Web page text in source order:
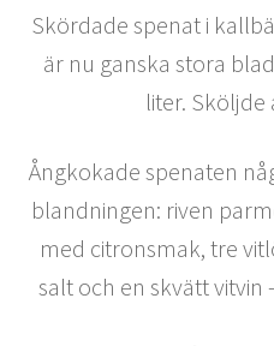
Skördade spenat i
är nu ganska stora
liter. Sköljde
Ångkokade spenaten
blandningen: riven
med citronsmak, tre
salt och en skvätt